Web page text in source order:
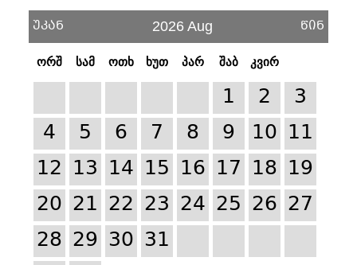
უკან 2026 Aug წინ
ორშ სამ ოთხ ხუთ პარ შაბ კვირ
1 2
3
4
5 6 7 8 9 10 11
12 13 14 15 16 17 18 19
20 21 22 23 24 25 26 27
28 29 30 31